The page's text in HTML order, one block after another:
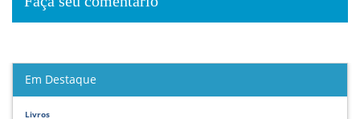
Em Destaque
Livros